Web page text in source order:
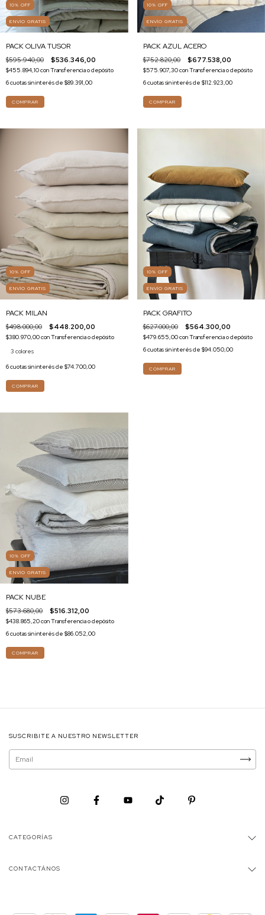
10% OFF
ENVÍO GRATIS
PACK OLIVA TUSOR
$595.940,00 $536.346,00
$455.894,10conTransferencia o depósito
6cuotas sin interés de $89.391,00
COMPRAR
10% OFF
ENVÍO GRATIS
PACK AZUL ACERO
$752.820,00 $677.538,00
$575.907,30conTransferencia o depósito
6cuotas sin interés de $112.923,00
COMPRAR
10% OFF
ENVÍO GRATIS
PACK MILAN
$498.000,00 $448.200,00
$380.970,00conTransferencia o depósito
3 colores
6cuotas sin interés de $74.700,00
COMPRAR
10% OFF
ENVÍO GRATIS
PACK GRAFITO
$627.000,00 $564.300,00
$479.655,00conTransferencia o depósito
6cuotas sin interés de $94.050,00
COMPRAR
10% OFF
ENVÍO GRATIS
PACK NUBE
$573.680,00 $516.312,00
$438.865,20conTransferencia o depósito
6cuotas sin interés de $86.052,00
COMPRAR
SUSCRIBITE A NUESTRO NEWSLETTER
CATEGORÍAS
CONTACTÁNOS